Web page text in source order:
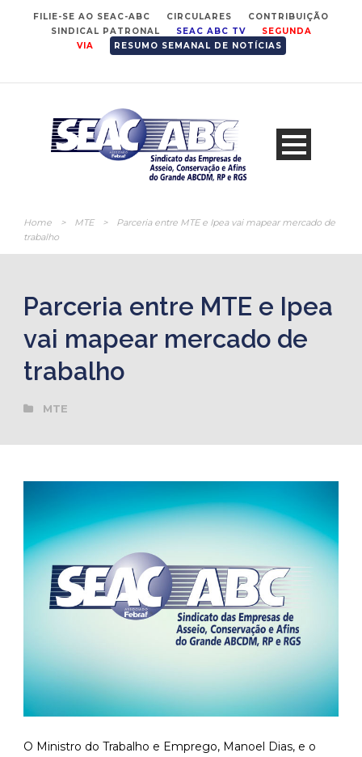
FILIE-SE AO SEAC-ABC CIRCULARES
CONTRIBUIÇÃO
SINDICAL PATRONAL
SEAC ABC TV
SEGUNDA
VIA
RESUMO SEMANAL DE NOTÍCIAS
Home > MTE >
Parceria entre MTE e Ipea vai mapear mercado de
trabalho
Parceria entre MTE e Ipea
vai mapear mercado de
trabalho
MTE
O Ministro do Trabalho e Emprego, Manoel Dias, e o